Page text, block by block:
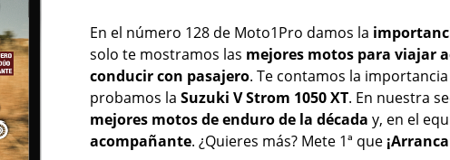
En el número 128 de Moto1Pro damos la
solo te mostramos las mejores motos para viajar
conducir con pasajero. Te contamos la
probamos la Suzuki V Strom 1050 XT. En nuestra
mejores motos de enduro de la década y, en el
acompañante. ¿Quieres más? Mete 1ª que